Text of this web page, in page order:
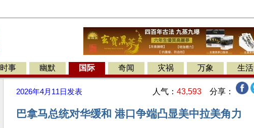
时事 幽默 国际 奇闻 灾祸 万象 生活
2026年4月11日 发表 人气： 43,593 分享：
巴拿马总统对华缓和 港口争端凸显美中拉美角力